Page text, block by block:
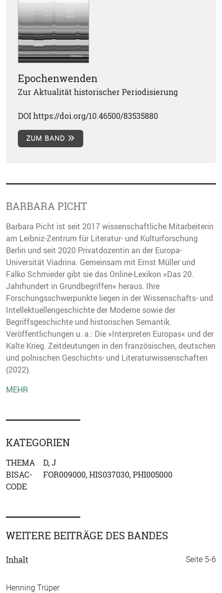
Epochenwenden
Zur Aktualität historischer Periodisierung
DOI https://doi.org/10.46500/83535880
ZUM BAND
BARBARA PICHT
Barbara Picht ist seit 2017 wissenschaftliche Mitarbeiterin
am Leibniz-Zentrum für Literatur- und Kulturforschung
Berlin und seit 2020 Privatdozentin an der Europa-
Universität Viadrina. Gemeinsam mit Ernst Müller und
Falko Schmieder gibt sie das Online-Lexikon »Das 20.
Jahrhundert in Grundbegriffen« heraus. Ihre
Forschungsschwerpunkte liegen in der Wissenschafts- und
Intellektuellengeschichte der Moderne sowie der
Begriffsgeschichte und historischen Semantik.
Veröffentlichungen u. a.: Die »Interpreten Europas« und der
Kalte Krieg. Zeitdeutungen in den französischen, deutschen
und polnischen Geschichts- und Literaturwissenschaften
(2022).
MEHR
KATEGORIEN
THEMA
D, J
BISAC-
CODE
FOR009000, HIS037030, PHI005000
WEITERE BEITRÄGE DES BANDES
Seite 5-6
Inhalt
Henning Trüper